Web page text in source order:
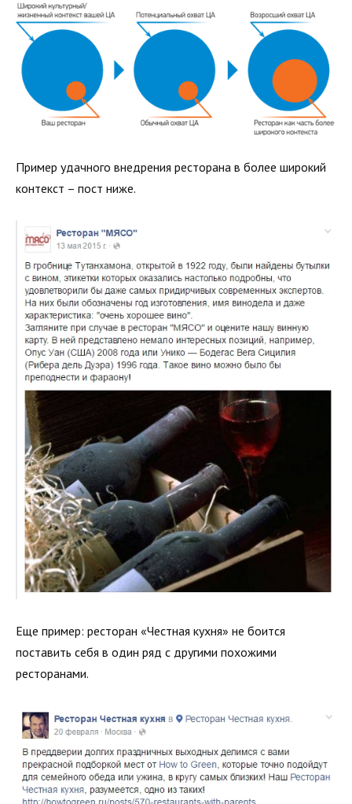
Пример удачного внедрения ресторана в более широкий
контекст – пост ниже.
Еще пример: ресторан «Честная кухня» не боится
поставить себя в один ряд с другими похожими
ресторанами.